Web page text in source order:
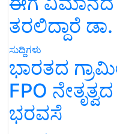
ತರಲಿದ್ದಾರೆ
ಸುದ್ದಿಗಳು
ಭಾರತದ
FPO
ಭರವಸೆ